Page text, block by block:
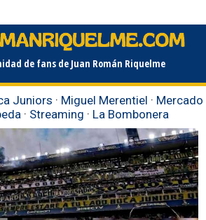
de fans de Juan Román Riquelme
Juniors · Miguel Merentiel · Mercado
· Streaming · La Bombonera